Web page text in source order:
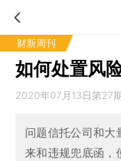
财新周刊
如何处置风
2020年07月13日第27
问题信托公司和大
来和违规兜底函，